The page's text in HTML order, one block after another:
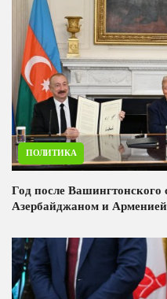
ПОЛИТИКА
Год после
Азербайджаном и